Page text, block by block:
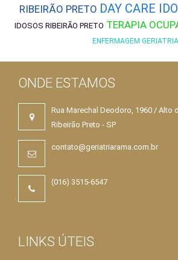
RIBEIRÃO PRETO DAY CARE
IDOSOS RIBEIRÃO PRETO TERAPIA
ENFERMAGEM GERIATRIA
ONDE ESTAMOS
Rua Marechal Deodoro, 1960 / Alto
Ribeirão Preto - SP
contato@geriatriarama.com.br
(016) 3515-6547
LINKS ÚTEIS